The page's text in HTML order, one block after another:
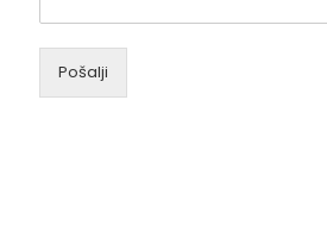
Pošalji